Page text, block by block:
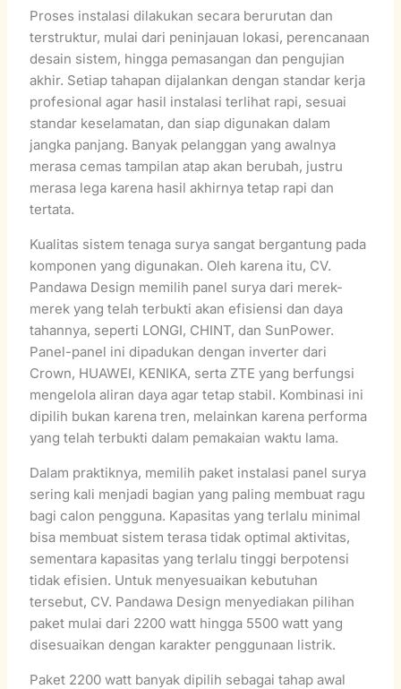
Proses instalasi dilakukan secara berurutan dan
terstruktur, mulai dari peninjauan lokasi, perencanaan
desain sistem, hingga pemasangan dan pengujian
akhir. Setiap tahapan dijalankan dengan standar kerja
profesional agar hasil instalasi terlihat rapi, sesuai
standar keselamatan, dan siap digunakan dalam
jangka panjang. Banyak pelanggan yang awalnya
merasa cemas tampilan atap akan berubah, justru
merasa lega karena hasil akhirnya tetap rapi dan
tertata.
Kualitas sistem tenaga surya sangat bergantung pada
komponen yang digunakan. Oleh karena itu, CV.
Pandawa Design memilih panel surya dari merek-
merek yang telah terbukti akan efisiensi dan daya
tahannya, seperti LONGI, CHINT, dan SunPower.
Panel-panel ini dipadukan dengan inverter dari
Crown, HUAWEI, KENIKA, serta ZTE yang berfungsi
mengelola aliran daya agar tetap stabil. Kombinasi ini
dipilih bukan karena tren, melainkan karena performa
yang telah terbukti dalam pemakaian waktu lama.
Dalam praktiknya, memilih paket instalasi panel surya
sering kali menjadi bagian yang paling membuat ragu
bagi calon pengguna. Kapasitas yang terlalu minimal
bisa membuat sistem terasa tidak optimal aktivitas,
sementara kapasitas yang terlalu tinggi berpotensi
tidak efisien. Untuk menyesuaikan kebutuhan
tersebut, CV. Pandawa Design menyediakan pilihan
paket mulai dari 2200 watt hingga 5500 watt yang
disesuaikan dengan karakter penggunaan listrik.
Paket 2200 watt banyak dipilih sebagai tahap awal